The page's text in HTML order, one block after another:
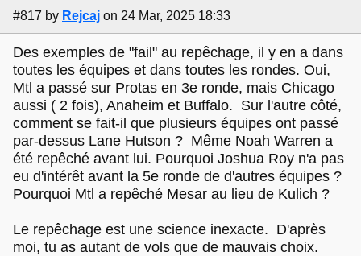
#817 by Rejcaj on 24 Mar, 2025 18:33
Des exemples de "fail" au repêchage, il y en a dans
toutes les équipes et dans toutes les rondes. Oui,
Mtl a passé sur Protas en 3e ronde, mais Chicago
aussi ( 2 fois), Anaheim et Buffalo. Sur l'autre côté,
comment se fait-il que plusieurs équipes ont passé
par-dessus Lane Hutson ? Même Noah Warren a
été repêché avant lui. Pourquoi Joshua Roy n'a pas
eu d'intérêt avant la 5e ronde de d'autres équipes ?
Pourquoi Mtl a repêché Mesar au lieu de Kulich ?
Le repêchage est une science inexacte. D'après
moi, tu as autant de vols que de mauvais choix.